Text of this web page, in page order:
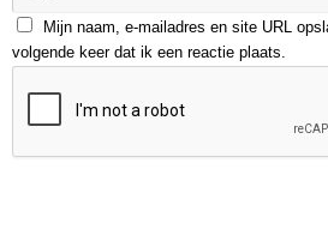
Mijn naam, e-mailadres en site URL
volgende keer dat ik een reactie plaats.